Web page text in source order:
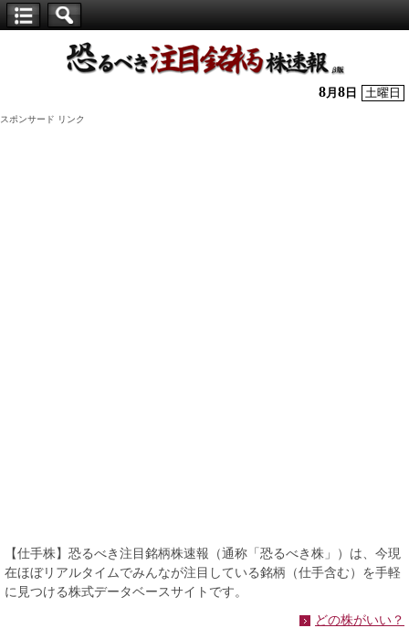
株】
8月 8 日 土曜日
スポンサード リンク
【仕手株】恐るべき注目銘柄株速報（通称「恐るべき株」）は、今現
在ほぼリアルタイムでみんなが注目している銘柄（仕手含む）を手軽
に見つける株式データベースサイトです。
どの株がいい？